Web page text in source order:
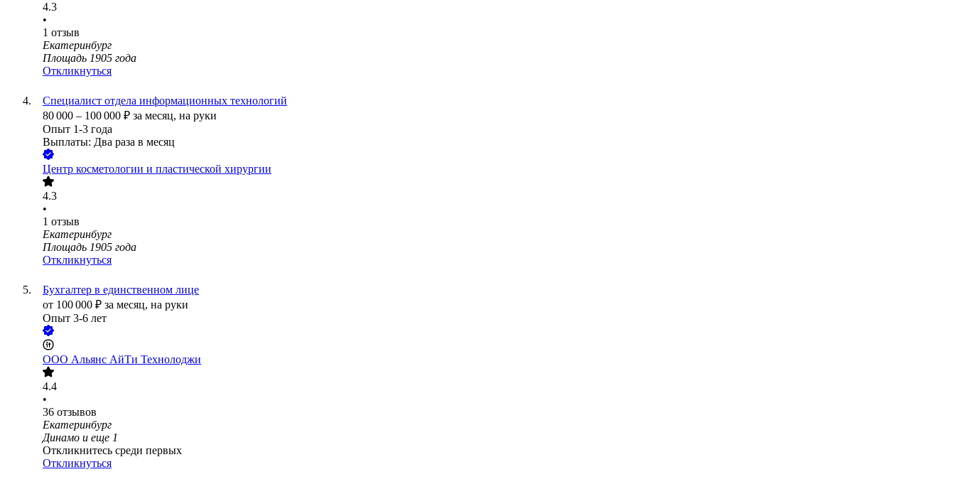
4.3
•
1 отзыв
Екатеринбург
Площадь 1905 года
Откликнуться
Специалист отдела информационных технологий
80 000 – 100 000 ₽ за месяц, на руки
Опыт 1-3 года
Выплаты: Два раза в месяц
Центр косметологии и пластической хирургии
4.3
•
1 отзыв
Екатеринбург
Площадь 1905 года
Откликнуться
Бухгалтер в единственном лице
от 100 000 ₽ за месяц, на руки
Опыт 3-6 лет
ООО Альянс АйТи Технолоджи
4.4
•
36 отзывов
Екатеринбург
Динамо и еще 1
Откликнитесь среди первых
Откликнуться